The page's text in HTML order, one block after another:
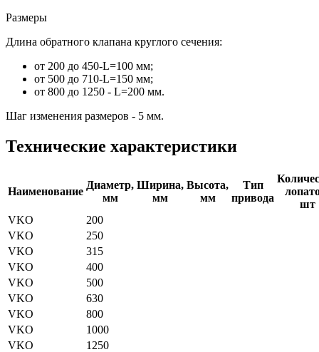
Размеры
Длина обратного клапана круглого сечения:
от 200 до 450-L=100 мм;
от 500 до 710-L=150 мм;
от 800 до 1250 - L=200 мм.
Шаг изменения размеров - 5 мм.
Технические характеристики
Наименование
Диаметр,
мм
Ширина,
мм
Высота,
мм
Тип
привода
шт
VKO
200
VKO
250
VKO
315
VKO
400
VKO
500
VKO
630
VKO
800
VKO
1000
VKO
1250